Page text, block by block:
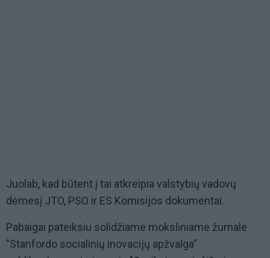
Juolab, kad būtent į tai atkreipia valstybių vadovų
dėmesį JTO, PSO ir ES Komisijos dokumentai.
Pabaigai pateiksiu solidžiame moksliniame žurnale
"Stanfordo socialinių inovacijų apžvalga"